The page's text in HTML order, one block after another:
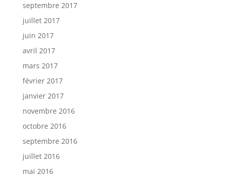
septembre 2017
juillet 2017
juin 2017
avril 2017
mars 2017
février 2017
janvier 2017
novembre 2016
octobre 2016
septembre 2016
juillet 2016
mai 2016